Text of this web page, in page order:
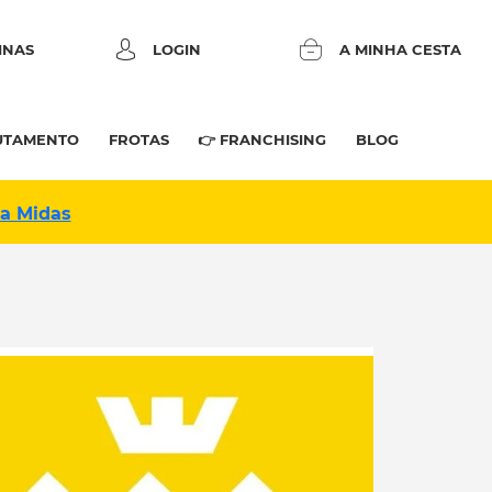
LOGIN A MINHA CESTA
FROTAS 👉 FRANCHISING BLOG
Midas